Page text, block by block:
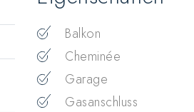
Balkon
Cheminée
Garage
Gasanschluss